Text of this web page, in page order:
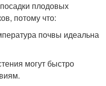
плодовых
потому что:
почвы идеальна
могут быстро